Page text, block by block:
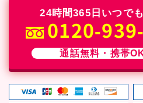
24時間365日いつで
0120-
通話無料・携帯